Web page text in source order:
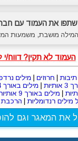
שתפו את העמוד עם
המילה מושבת, משמעות
העמוד לא תקין? דווח/י
חרוזים מילים
מילים באורך 4 אותיות
מילים באורך 9 אותיות
מילים רנדומליות הרכבת
את המאגר וגם